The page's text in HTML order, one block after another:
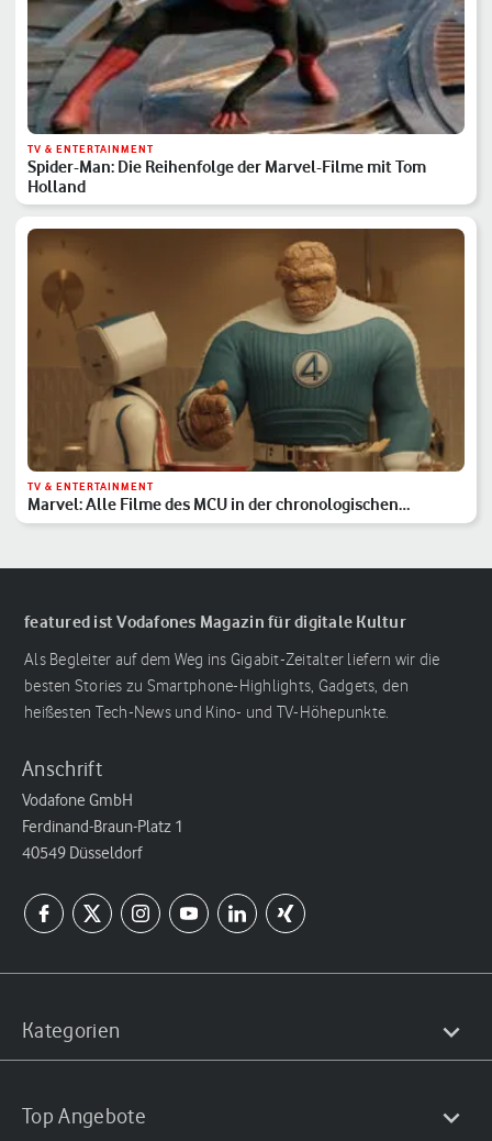
TV & ENTERTAINMENT
Spider-Man: Die Reihenfolge der Marvel-Filme mit Tom
Holland
TV & ENTERTAINMENT
Marvel: Alle Filme des MCU in der chronologischen
Reihenfolge
featured ist Vodafones Magazin für digitale Kultur
Als Begleiter auf dem Weg ins Gigabit-Zeitalter liefern wir die
besten Stories zu Smartphone-Highlights, Gadgets, den
heißesten Tech-News und Kino- und TV-Höhepunkte.
Anschrift
Vodafone GmbH
Ferdinand-Braun-Platz 1
40549 Düsseldorf
Kategorien
Top Angebote